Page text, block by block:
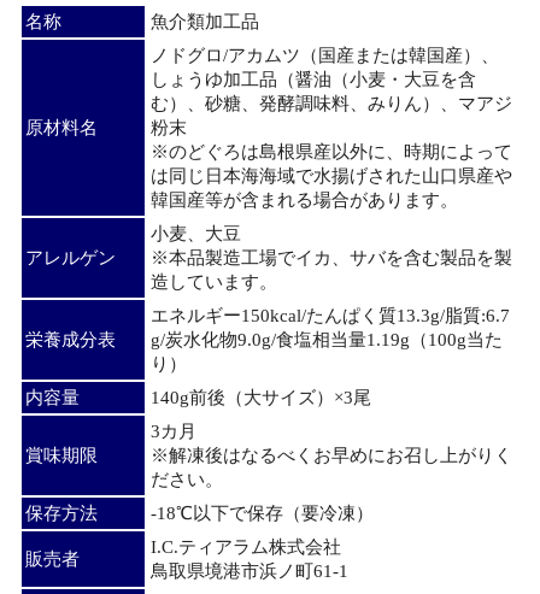
名称 魚介類加工品
原材料名
ノドグロ/アカムツ（国産または韓国産）、
しょうゆ加工品（醤油（小麦・大豆を含
む）、砂糖、発酵調味料、みりん）、マアジ
粉末
※のどぐろは島根県産以外に、時期によって
は同じ日本海海域で水揚げされた山口県産や
韓国産等が含まれる場合があります。
アレルゲン
小麦、大豆
※本品製造工場でイカ、サバを含む製品を製
造しています。
栄養成分表
エネルギー150kcal/たんぱく質13.3g/脂質:6.7
g/炭水化物9.0g/食塩相当量1.19g（100g当た
り）
内容量
140g前後（大サイズ）×3尾
賞味期限
3カ月
※解凍後はなるべくお早めにお召し上がりく
ださい。
保存方法
-18℃以下で保存（要冷凍）
販売者
I.C.ティアラム株式会社
鳥取県境港市浜ノ町61-1